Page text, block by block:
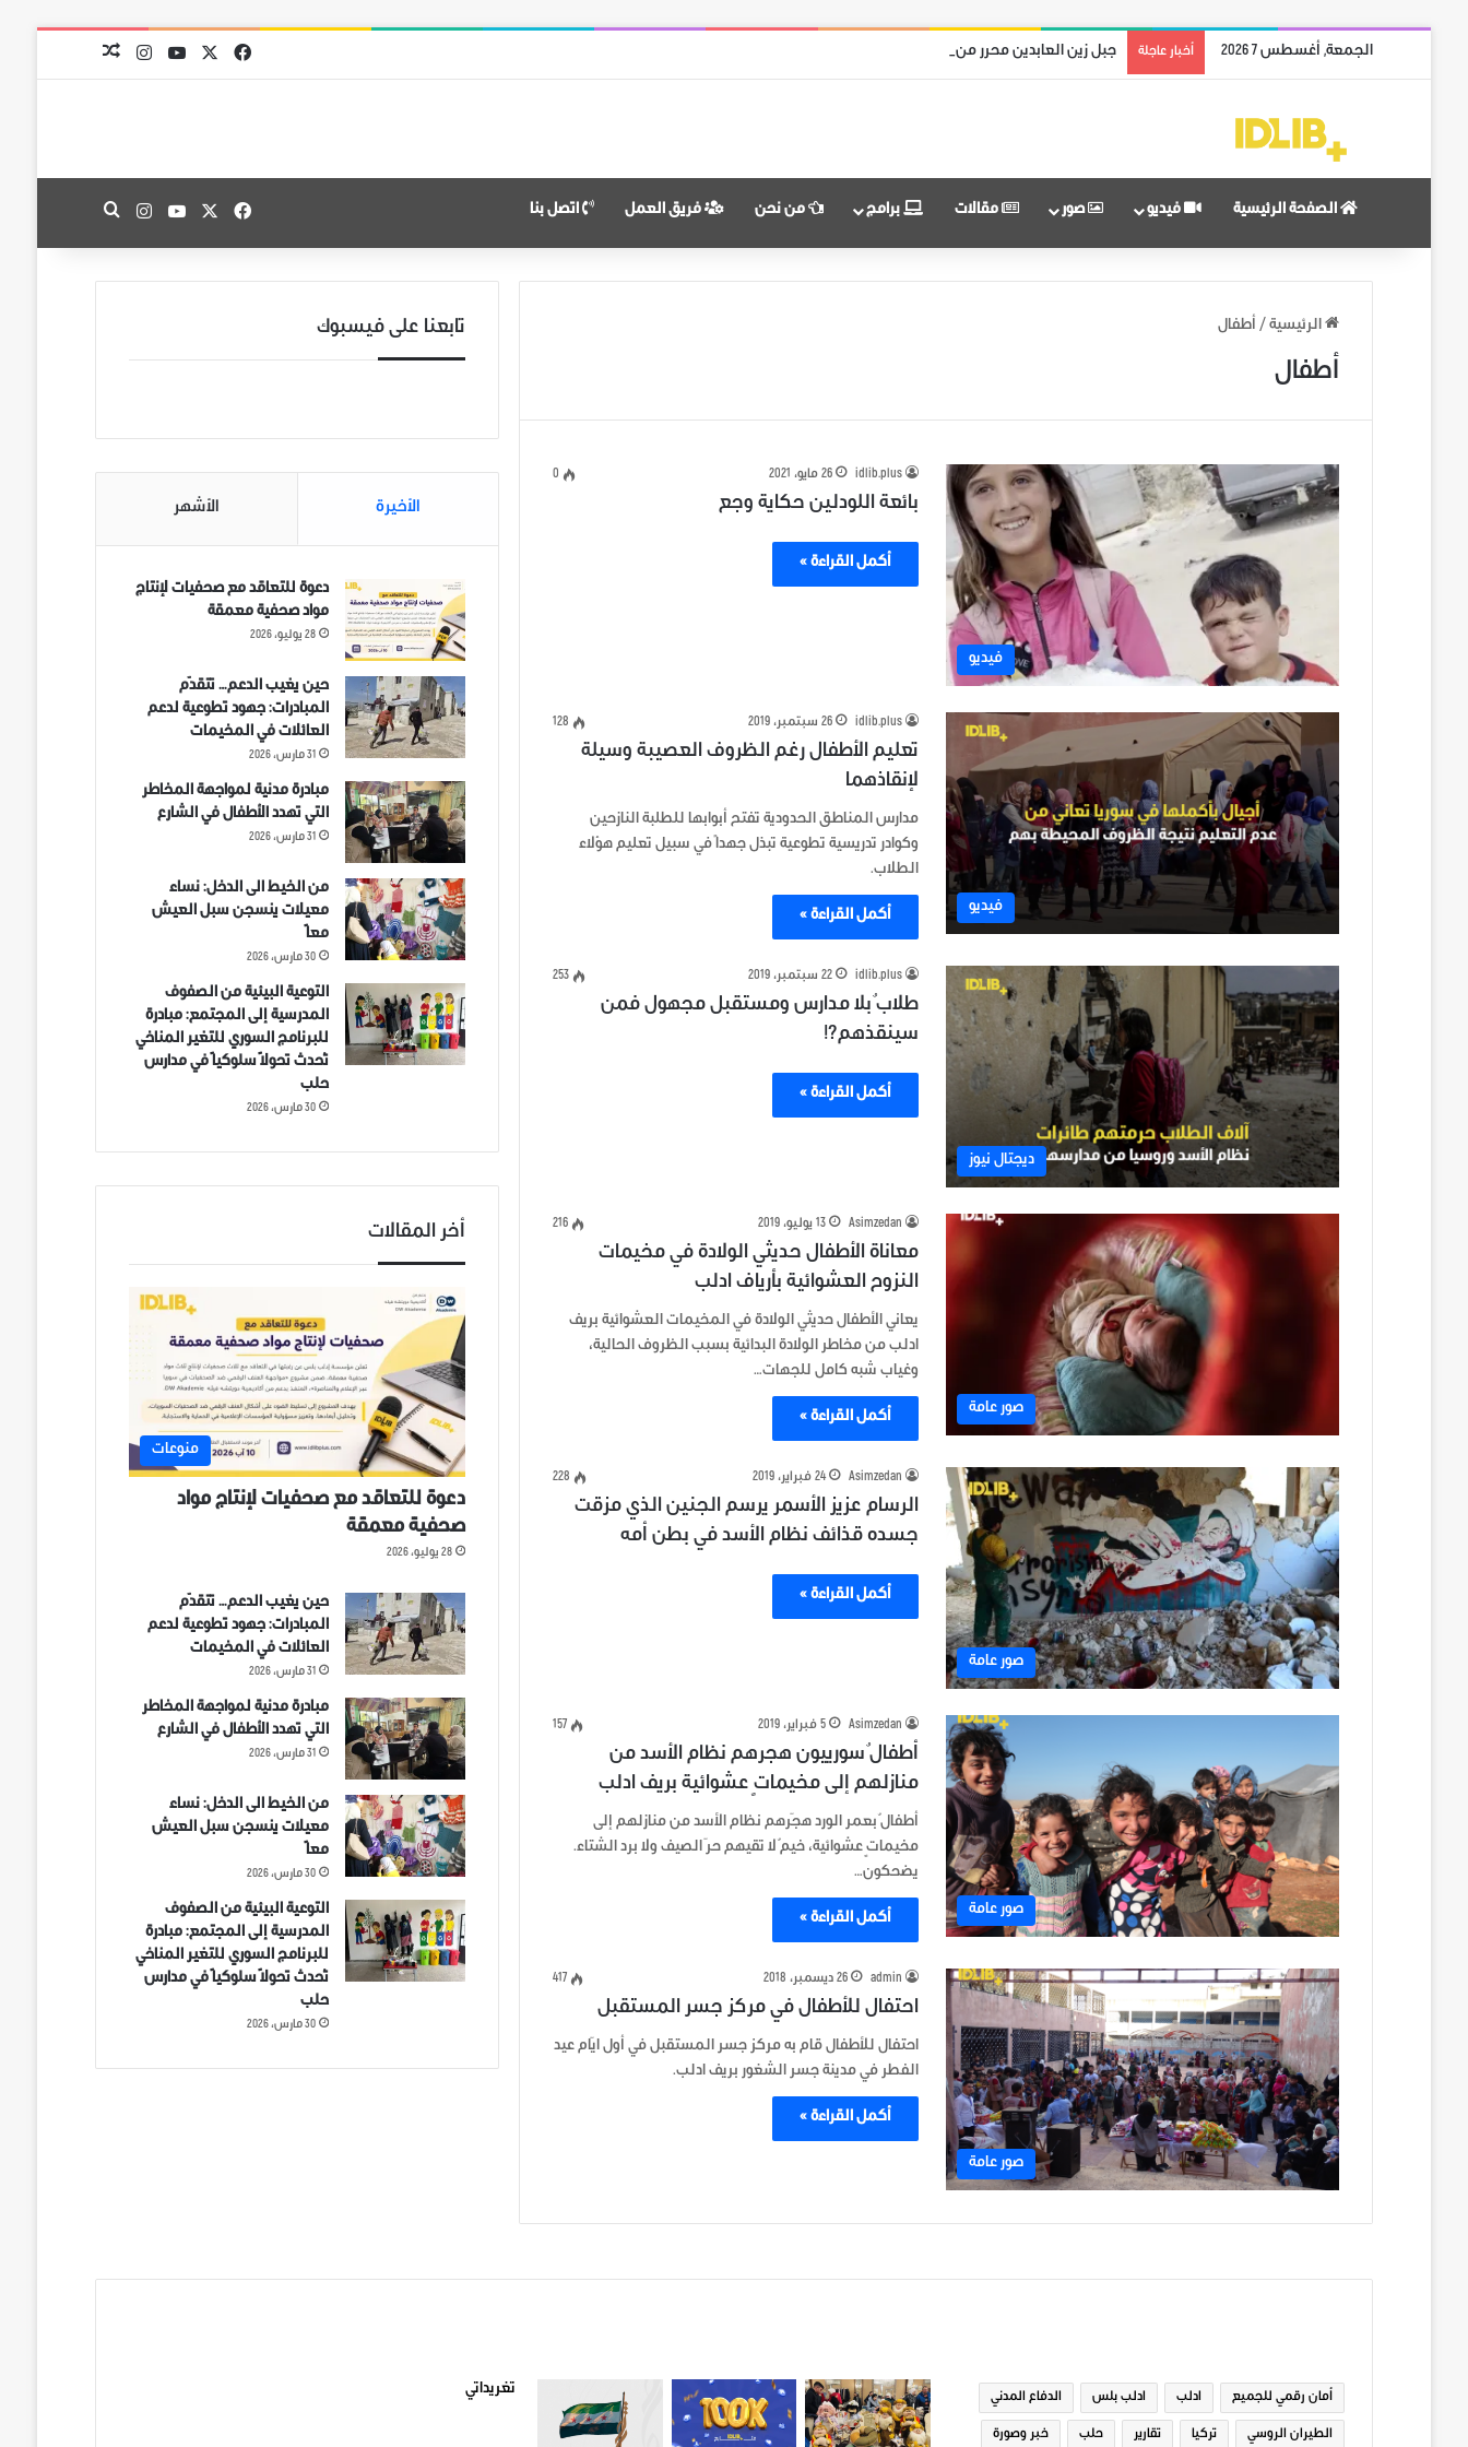
الجمعة, أغسطس 7 2026 أخبار عاجلة جبل زين العابدين محرر من قوات النظام وميليشياته فيسبوك
‫X
‫YouTubeانستقراممقال عشوائي
الصفحة الرئيسية فيديو صور مقالات برامج من نحن فريق العمل اتصل بنا فيسبوك
‫X
‫YouTubeانستقرامبحث عن
الرئيسية / أطفال
أطفال
فيديو
idlib.plus 26 مايو، 2021 0
بائعة اللودلين حكاية وجع
أكمل القراءة »
فيديو
idlib.plus 26 سبتمبر، 2019 128
تعليم الأطفال رغم الظروف العصيبة وسيلة
لإنقاذهما
مدارس المناطق الحدودية تفتح أبوابها للطلبة النازحين
وكوادر تدريسية تطوعية تبذل جهداً في سبيل تعليم هؤلاء
الطلاب.
أكمل القراءة »
ديجتال نيوز
idlib.plus 22 سبتمبر، 2019 253
طلابٌ بلا مدارس ومستقبل مجهول فمن
سينقذهم؟!
أكمل القراءة »
صور عامة
Asimzedan 13 يوليو، 2019 216
معاناة الأطفال حديثي الولادة في مخيمات
النزوح العشوائية بأرياف ادلب
يعاني الأطفال حديثي الولادة في المخيمات العشوائية بريف
ادلب من مخاطر الولادة البدائية بسبب الظروف الحالية،
وغياب شبه كامل للجهات…
أكمل القراءة »
صور عامة
Asimzedan 24 فبراير، 2019 228
الرسام عزيز الأسمر يرسم الجنين الذي مزقت
جسده قذائف نظام الأسد في بطن أمه
أكمل القراءة »
صور عامة
Asimzedan 5 فبراير، 2019 157
أطفالٌ سورييون هجرهم نظام الأسد من
منازلهم إلى مخيماتٍ عشوائية بريف ادلب
أطفالٌ بعمر الورد هجّرهم نظام الأسد من منازلهم إلى
مخيماتٍ عشوائية، خيمٌ لا تقيهم حرّ الصيف ولا برد الشتاء.
يضحكون…
أكمل القراءة »
صور عامة
admin 26 ديسمبر، 2018 417
احتفال للأطفال في مركز جسر المستقبل
احتفال للأطفال قام به مركز جسر المستقبل في أول ايّام عيد
الفطر في مدينة جسر الشغور بريف ادلب.
أكمل القراءة »
تابعنا على فيسبوك
الأخيرة الأشهر
دعوة للتعاقد مع صحفيات لإنتاج
مواد صحفية معمقة
28 يوليو، 2026
حين يغيب الدعم… تتقدّم
المبادرات: جهود تطوعية لدعم
العائلات في المخيمات
31 مارس، 2026
مبادرة مدنية لمواجهة المخاطر
التي تهدد الأطفال في الشارع
31 مارس، 2026
من الخيط الى الدخل: نساء
معيلات ينسجن سبل العيش
معاً
30 مارس، 2026
التوعية البيئية من الصفوف
المدرسية إلى المجتمع: مبادرة
للبرنامج السوري للتغير المناخي
تُحدث تحولاً سلوكياً في مدارس
حلب
30 مارس، 2026
أخر المقالات
منوعات
دعوة للتعاقد مع صحفيات لإنتاج مواد
صحفية معمقة
28 يوليو، 2026
حين يغيب الدعم… تتقدّم
المبادرات: جهود تطوعية لدعم
العائلات في المخيمات
31 مارس، 2026
مبادرة مدنية لمواجهة المخاطر
التي تهدد الأطفال في الشارع
31 مارس، 2026
من الخيط الى الدخل: نساء
معيلات ينسجن سبل العيش
معاً
30 مارس، 2026
التوعية البيئية من الصفوف
المدرسية إلى المجتمع: مبادرة
للبرنامج السوري للتغير المناخي
تُحدث تحولاً سلوكياً في مدارس
حلب
30 مارس، 2026
أمان رقمي للجميع ادلب ادلب بلس الدفاع المدني
الطيران الروسي تركيا تقارير حلب خبر وصورة
تغريداتي